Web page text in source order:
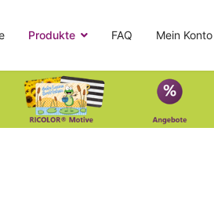
Produkte FAQ Mein Konto